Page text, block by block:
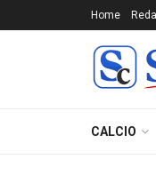
Home
CALCIO